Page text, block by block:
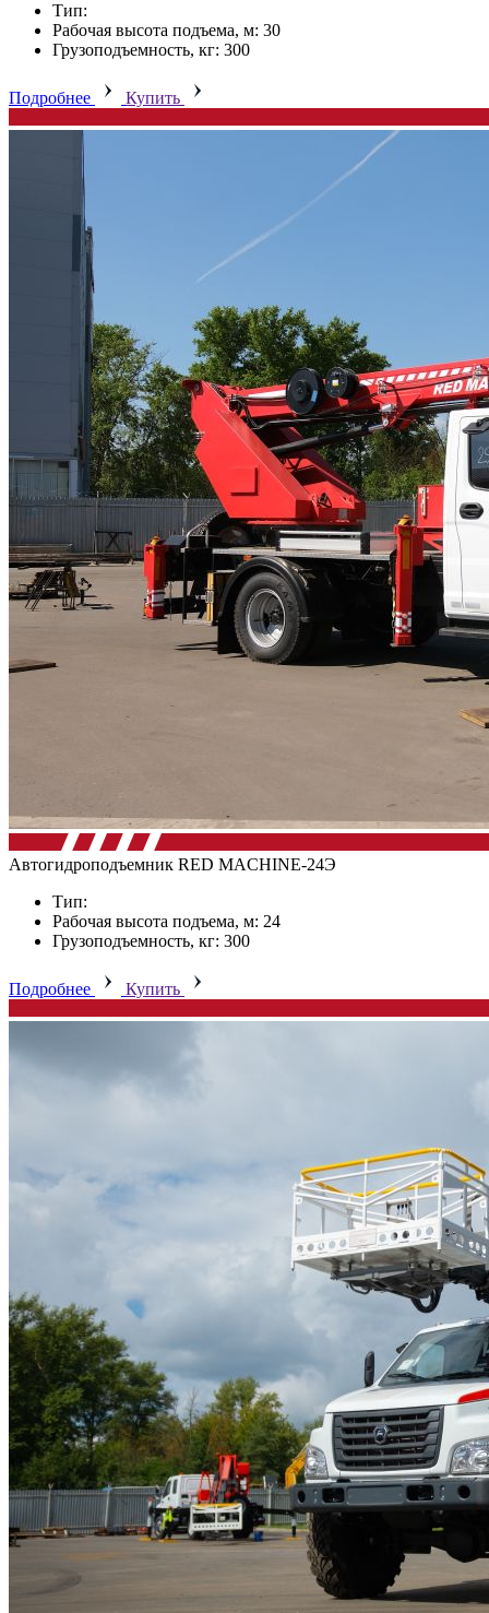
Тип:
Рабочая высота подъема, м: 30
Грузоподъемность, кг: 300
Подробнее Купить
Автогидроподъемник RED MACHINE-24Э
Тип:
Рабочая высота подъема, м: 24
Грузоподъемность, кг: 300
Подробнее Купить